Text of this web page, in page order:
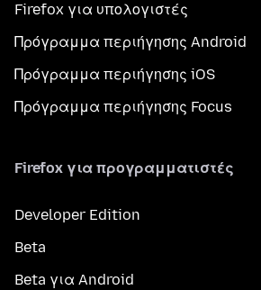
Firefox για υπολογιστές
Πρόγραμμα περιήγησης Android
Πρόγραμμα περιήγησης iOS
Πρόγραμμα περιήγησης Focus
Firefox για προγραμματιστές
Developer Edition
Beta
Beta για Android